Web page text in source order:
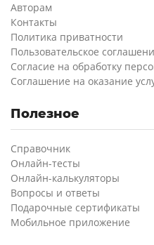
Авторам
Контакты
Политика приватности
Пользовательское
Согласие на обработку
Соглашение на оказание
Полезное
Справочник
Онлайн-тесты
Онлайн-калькуляторы
Вопросы и ответы
Подарочные сертификаты
Мобильное приложение